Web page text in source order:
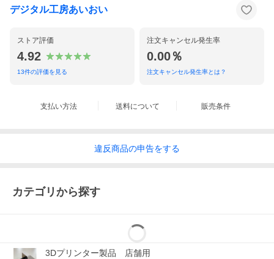
デジタル工房あいおい
ストア評価
4.92
13件の評価を見る
注文キャンセル発生率
0.00％
注文キャンセル発生率とは？
支払い方法 送料について 販売条件
違反商品の申告をする
カテゴリから探す
3Dプリンター製品 店舗用